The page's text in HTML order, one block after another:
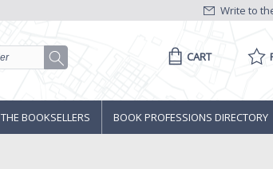
Write to
CART
THE BOOKSELLERS BOOK PROFESSIONS DIRECTORY